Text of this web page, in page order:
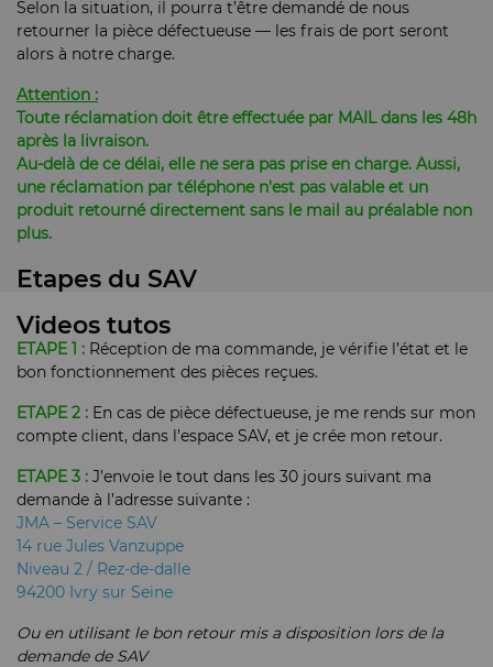
Selon la situation, il pourra t’être demandé de nous
retourner la pièce défectueuse — les frais de port seront
alors à notre charge.
Attention :
Toute réclamation doit être effectuée par MAIL dans les 48h
après la livraison.
Au-delà de ce délai, elle ne sera pas prise en charge. Aussi,
une réclamation par téléphone n'est pas valable et un
produit retourné directement sans le mail au préalable non
plus.
Etapes du SAV
Videos tutos
ETAPE 1 : Réception de ma commande, je vérifie l’état et le
bon fonctionnement des pièces reçues.
ETAPE 2 : En cas de pièce défectueuse, je me rends sur mon
compte client, dans l’espace SAV, et je crée mon retour.
ETAPE 3 : J’envoie le tout dans les 30 jours suivant ma
demande à l’adresse suivante :
JMA – Service SAV
14 rue Jules Vanzuppe
Niveau 2 / Rez-de-dalle
94200 Ivry sur Seine
Ou en utilisant le bon retour mis a disposition lors de la
demande de SAV